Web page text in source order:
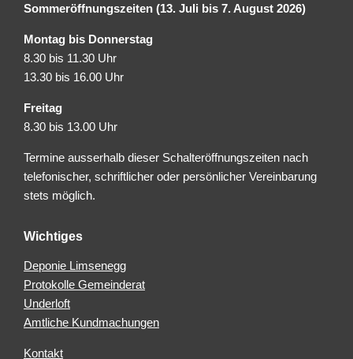
Sommeröffnungszeiten (13. Juli bis 7. August 2026)
Montag bis Donnerstag
8.30 bis 11.30 Uhr
13.30 bis 16.00 Uhr
Freitag
8.30 bis 13.00 Uhr
Termine ausserhalb dieser Schalteröffnungszeiten nach
telefonischer, schriftlicher oder persönlicher Vereinbarung
stets möglich.
Wichtiges
Deponie Limsenegg
Protokolle Gemeinderat
Underloft
Amtliche Kundmachungen
Kontakt